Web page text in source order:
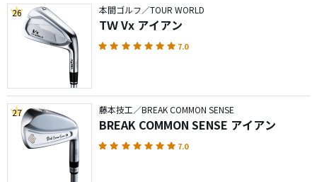
26 本間ゴルフ／TOUR WORLD
TＷ Vx アイアン
7.0
27 藤本技工／BREAK COMMON SENSE
BREAK COMMON SENSE アイアン
7.0